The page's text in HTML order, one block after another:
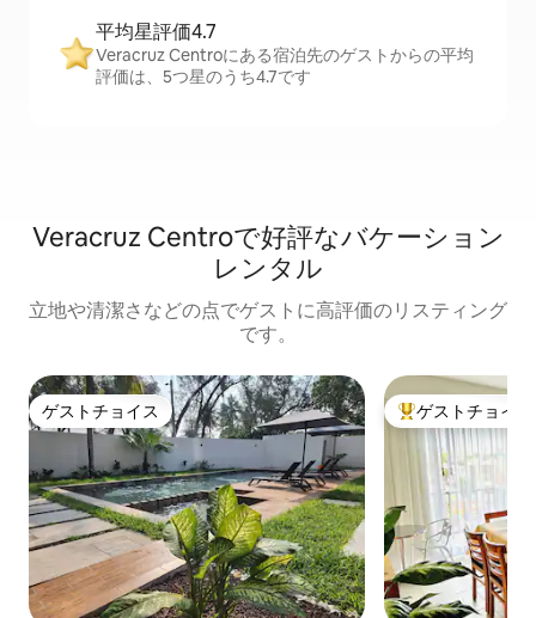
平均星評価4.7
Veracruz Centroにある宿泊先のゲストからの平均
評価は、5つ星のうち4.7です
Veracruz Centroで好評なバケーション
レンタル
立地や清潔さなどの点でゲストに高評価のリスティング
です。
ゲストチョイス
ゲストチョイス 大好評のゲスト
ゲストチョイス